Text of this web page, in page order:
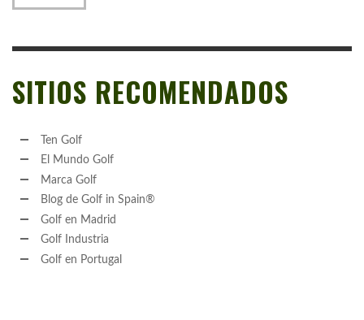
SITIOS RECOMENDADOS
Ten Golf
El Mundo Golf
Marca Golf
Blog de Golf in Spain®
Golf en Madrid
Golf Industria
Golf en Portugal